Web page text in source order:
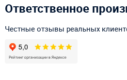
Ответственное
Честные отзывы реальных